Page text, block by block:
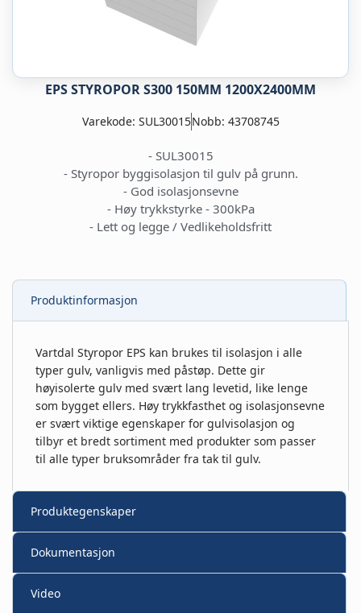
EPS STYROPOR S300 150MM 1200X2400MM
Varekode: SUL30015Nobb: 43708745
- SUL30015
- Styropor byggisolasjon til gulv på grunn.
- God isolasjonsevne
- Høy trykkstyrke - 300kPa
- Lett og legge / Vedlikeholdsfritt
Produktinformasjon
Vartdal Styropor EPS kan brukes til isolasjon i alle
typer gulv, vanligvis med påstøp. Dette gir
høyisolerte gulv med svært lang levetid, like lenge
som bygget ellers. Høy trykkfasthet og isolasjonsevne
er svært viktige egenskaper for gulvisolasjon og
tilbyr et bredt sortiment med produkter som passer
til alle typer bruksområder fra tak til gulv.
Produktegenskaper
Dokumentasjon
Video